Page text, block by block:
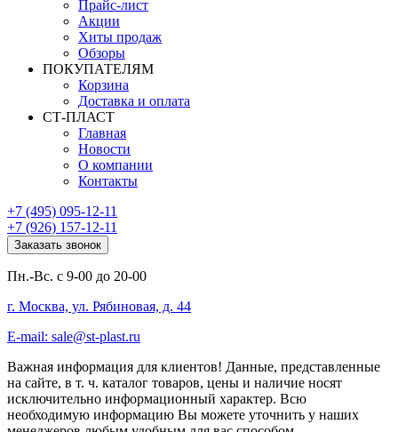
Прайс-лист
Акции
Хиты продаж
Обзоры
ПОКУПАТЕЛЯМ
Корзина
Доставка и оплата
СТ-ПЛАСТ
Главная
Новости
О компании
Контакты
+7 (495) 095-12-11
+7 (926) 157-12-11
Заказать звонок
Пн.-Вс. с 9-00 до 20-00
г. Москва, ул. Рябиновая, д. 44
E-mail: sale@st-plast.ru
Важная информация для клиентов! Данные, представленные
на сайте, в т. ч. каталог товаров, цены и наличие носят
исключительно информационный характер. Всю
необходимую информацию Вы можете уточнить у наших